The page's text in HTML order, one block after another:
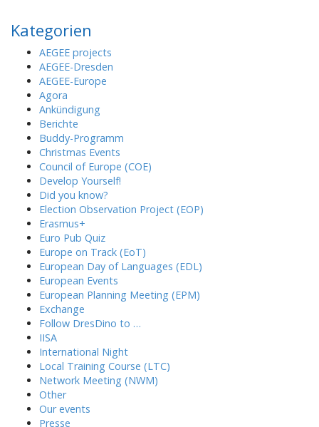
Kategorien
AEGEE projects
AEGEE-Dresden
AEGEE-Europe
Agora
Ankündigung
Berichte
Buddy-Programm
Christmas Events
Council of Europe (COE)
Develop Yourself!
Did you know?
Election Observation Project (EOP)
Erasmus+
Euro Pub Quiz
Europe on Track (EoT)
European Day of Languages (EDL)
European Events
European Planning Meeting (EPM)
Exchange
Follow DresDino to …
IISA
International Night
Local Training Course (LTC)
Network Meeting (NWM)
Other
Our events
Presse